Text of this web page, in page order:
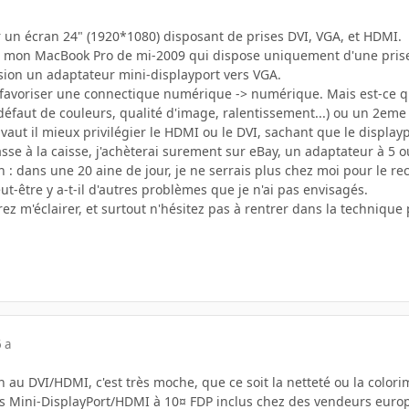
écran 24" (1920*1080) disposant de prises DVI, VGA, et HDMI.
mon MacBook Pro de mi-2009 qui dispose uniquement d'une
un adaptateur mini-displayport vers VGA.
une connectique numérique -> numérique. Mais est-ce
de couleurs, qualité d'image, ralentissement...) ou un
il mieux privilégier le HDMI ou le DVI, sachant que le
à la caisse, j'achèterai surement sur eBay, un adaptateur à 5
: dans une 20 aine de jour, je ne serrais plus chez moi pour le
être y a-t-il d'autres problèmes que je n'ai pas envisagés.
m'éclairer, et surtout n'hésitez pas à rentrer dans la technique
a
au DVI/HDMI, c'est très moche, que ce soit la netteté ou la
Mini-DisplayPort/HDMI à 10¤ FDP inclus chez des vendeurs